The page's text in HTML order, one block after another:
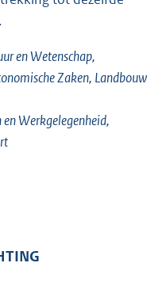
en Wetenschap,
Zaken, Landbouw
Werkgelegenheid,